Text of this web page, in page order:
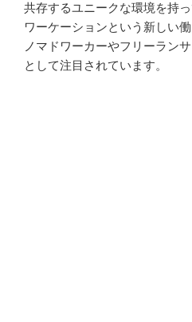
共存するユニークな環境を持
ワーケーションという新しい
ノマドワーカーやフリーラン
として注目されています。